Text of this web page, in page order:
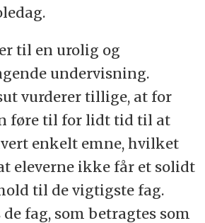
til en urolig og
undervisning.
vurderer tillige, at for
føre til for lidt tid til at
enkelt emne, hvilket
eleverne ikke får et solidt
til de vigtigste fag.
fag, som betragtes som